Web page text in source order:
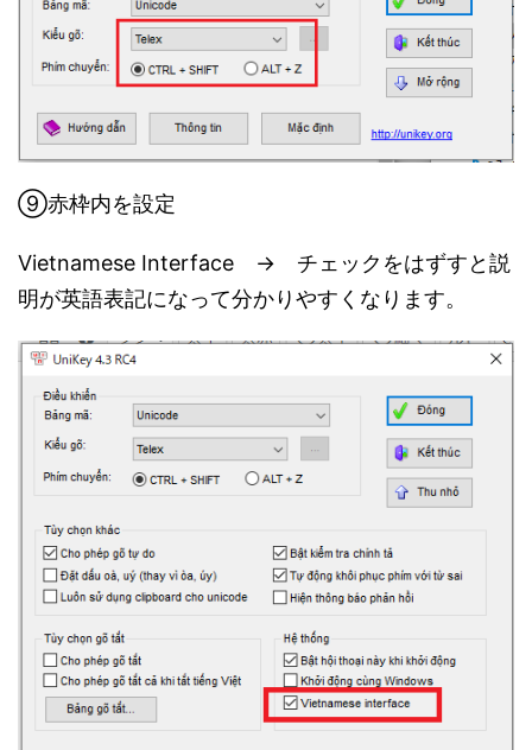
⑨赤枠内を設定
Vietnamese Interface → チェックをはずすと説
明が英語表記になって分かりやすくなります。